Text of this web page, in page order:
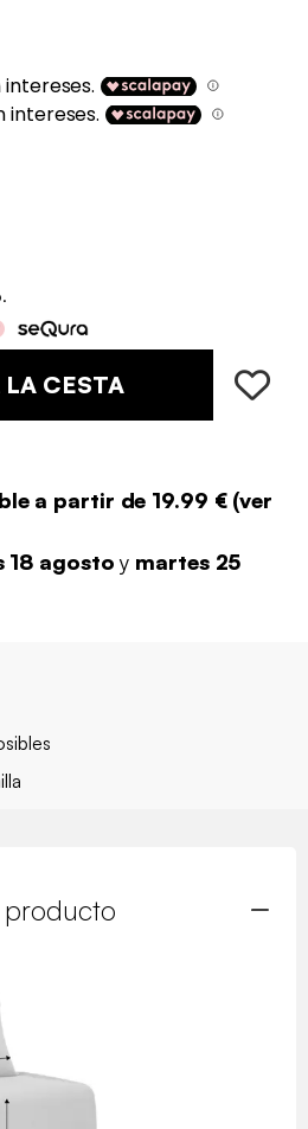
CESTA
a partir de 19.99 €(ver
18 agostoy martes 25